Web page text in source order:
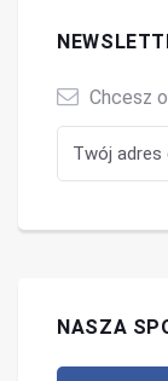
Chcesz
NASZA